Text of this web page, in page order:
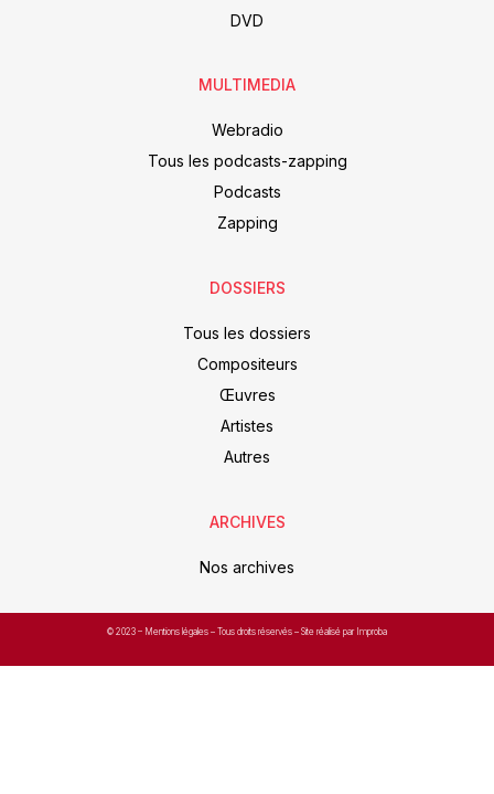
DVD
MULTIMEDIA
Webradio
Tous les podcasts-zapping
Podcasts
Zapping
DOSSIERS
Tous les dossiers
Compositeurs
Œuvres
Artistes
Autres
ARCHIVES
Nos archives
© 2023 – Mentions légales – Tous droits réservés – Site réalisé par Improba